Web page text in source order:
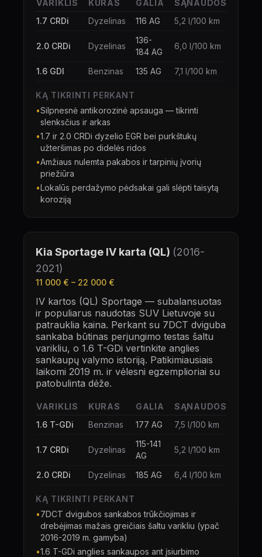
VARIKLIS KURAS GALIA
SĄNAUDOS
1.7 CRDi
Dyzelinas 116 AG 5,2 l/100 km
2.0 CRDi Dyzelinas
136-
184 AG
6,0 l/100 km
1.6 GDI Benzinas 135 AG 7,1 l/100 km
KĄ TIKRINTI PERKANT
•Silpnesnė antikorozinė apsauga — tikrinti
slenksčius ir arkas
•1.7 ir 2.0 CRDi dyzelio EGR bei purkštukų
užteršimas po didelės ridos
•Amžiaus nulemta pakabos ir tarpinių įvorių
priežiūra
•Lokalūs perdažymo pėdsakai gali slėpti taisytą
koroziją
Kia Sportage IV karta (QL) (2016-
2021)
11 000 € – 22 000 €
IV kartos (QL) Sportage — subalansuotas
ir populiarus naudotas SUV Lietuvoje su
patrauklia kaina. Perkant su 7DCT dviguba
sankaba būtinas perjungimo testas šaltu
varikliu, o 1.6 T-GDi vertinkite anglies
sankaupų valymo istoriją. Patikimiausiais
laikomi 2019 m. ir vėlesni egzemplioriai su
patobulinta dėže.
VARIKLIS KURAS GALIA
SĄNAUDOS
1.6 T-GDi
Benzinas 177 AG 7,5 l/100 km
1.7 CRDi Dyzelinas
115-141
AG
5,2 l/100 km
2.0 CRDi Dyzelinas 185 AG 6,4 l/100 km
KĄ TIKRINTI PERKANT
•7DCT dvigubos sankabos trūkčiojimas ir
drebėjimas mažais greičiais šaltu varikliu (ypač
2016-2019 m. gamyba)
•1.6 T-GDi anglies sankaupos ant įsiurbimo